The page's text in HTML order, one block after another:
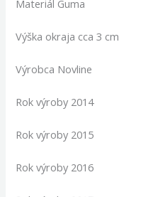
Materiál Guma
Výška okraja cca 3 cm
Výrobca Novline
Rok výroby 2014
Rok výroby 2015
Rok výroby 2016